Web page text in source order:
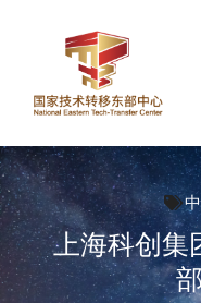
上海科创集